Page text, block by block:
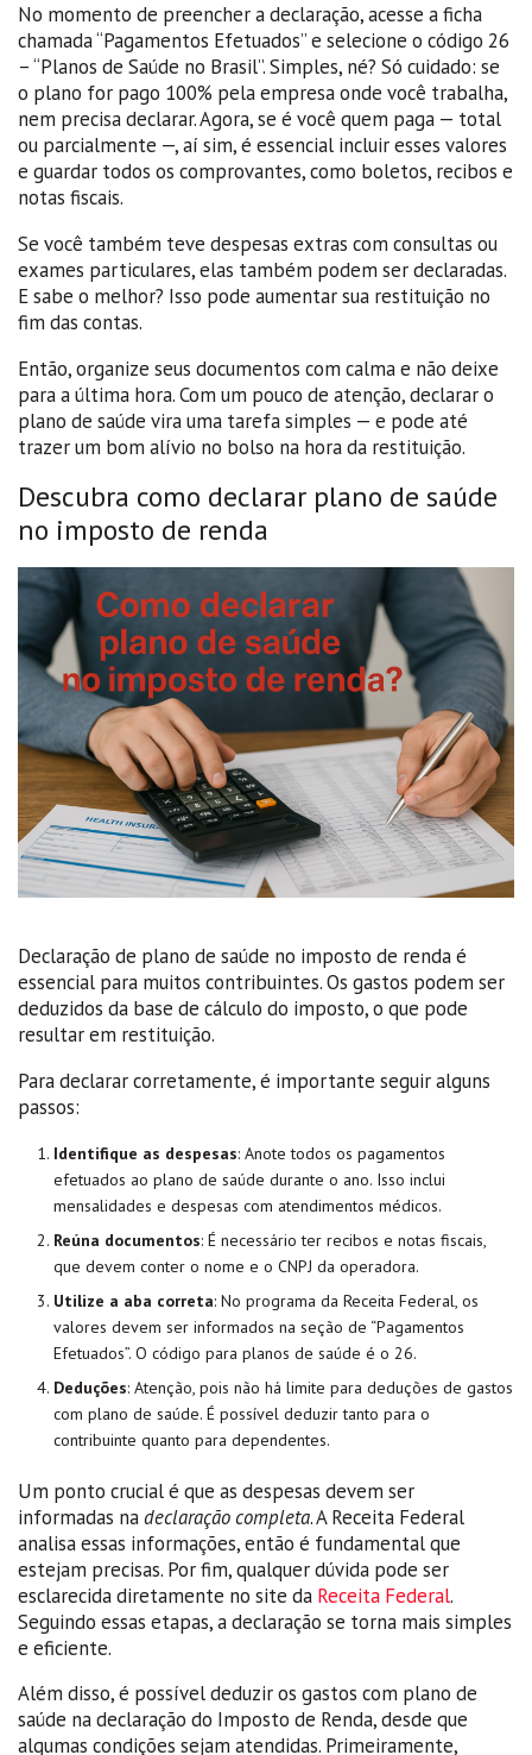
No momento de preencher a declaração, acesse a ficha
chamada “Pagamentos Efetuados” e selecione o código 26
– “Planos de Saúde no Brasil”. Simples, né? Só cuidado: se
o plano for pago 100% pela empresa onde você trabalha,
nem precisa declarar. Agora, se é você quem paga — total
ou parcialmente —, aí sim, é essencial incluir esses valores
e guardar todos os comprovantes, como boletos, recibos e
notas fiscais.
Se você também teve despesas extras com consultas ou
exames particulares, elas também podem ser declaradas.
E sabe o melhor? Isso pode aumentar sua restituição no
fim das contas.
Então, organize seus documentos com calma e não deixe
para a última hora. Com um pouco de atenção, declarar o
plano de saúde vira uma tarefa simples — e pode até
trazer um bom alívio no bolso na hora da restituição.
Descubra como declarar plano de saúde
no imposto de renda
Declaração de plano de saúde no imposto de renda é
essencial para muitos contribuintes. Os gastos podem ser
deduzidos da base de cálculo do imposto, o que pode
resultar em restituição.
Para declarar corretamente, é importante seguir alguns
passos:
Identifique as despesas: Anote todos os pagamentos
efetuados ao plano de saúde durante o ano. Isso inclui
mensalidades e despesas com atendimentos médicos.
Reúna documentos: É necessário ter recibos e notas fiscais,
que devem conter o nome e o CNPJ da operadora.
Utilize a aba correta: No programa da Receita Federal, os
valores devem ser informados na seção de “Pagamentos
Efetuados”. O código para planos de saúde é o 26.
Deduções: Atenção, pois não há limite para deduções de gastos
com plano de saúde. É possível deduzir tanto para o
contribuinte quanto para dependentes.
Um ponto crucial é que as despesas devem ser
informadas nadeclaração completa. A Receita Federal
analisa essas informações, então é fundamental que
estejam precisas. Por fim, qualquer dúvida pode ser
esclarecida diretamente no site da Receita Federal.
Seguindo essas etapas, a declaração se torna mais simples
e eficiente.
Além disso, é possível deduzir os gastos com plano de
saúde na declaração do Imposto de Renda, desde que
algumas condições sejam atendidas. Primeiramente,